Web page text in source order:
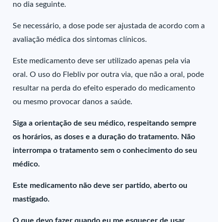
no dia seguinte.
Se necessário, a dose pode ser ajustada de acordo com a
avaliação médica dos sintomas clínicos.
Este medicamento deve ser utilizado apenas pela via
oral. O uso do Flebliv por outra via, que não a oral, pode
resultar na perda do efeito esperado do medicamento
ou mesmo provocar danos a saúde.
Siga a orientação de seu médico, respeitando sempre
os horários, as doses e a duração do tratamento. Não
interrompa o tratamento sem o conhecimento do seu
médico.
Este medicamento não deve ser partido, aberto ou
mastigado.